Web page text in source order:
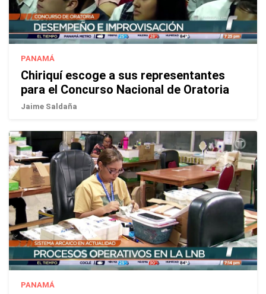
PANAMÁ
Chiriquí escoge a sus representantes
para el Concurso Nacional de Oratoria
Jaime Saldaña
PANAMÁ